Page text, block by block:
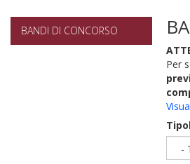
BANDI DI CONCORSO
Per
-